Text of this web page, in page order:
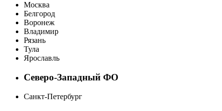
Москва
Белгород
Воронеж
Владимир
Рязань
Тула
Ярославль
Северо-Западный ФО
Санкт-Петербург